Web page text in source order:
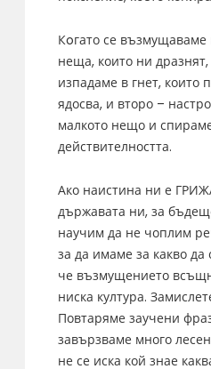
Кoгато се
неща, които ни
изпадаме в гнет, които
ядосва, и второ –
малкото нещо и
действителността.
Ако наистина ни е
държавата ни, за
научим да не чоплим
за да имаме за какво
че възмущението
ниска култура.
Повтаряме заучени
завързваме много
не се иска кой знае